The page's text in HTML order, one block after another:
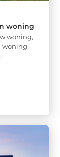
woning
woning,
woning